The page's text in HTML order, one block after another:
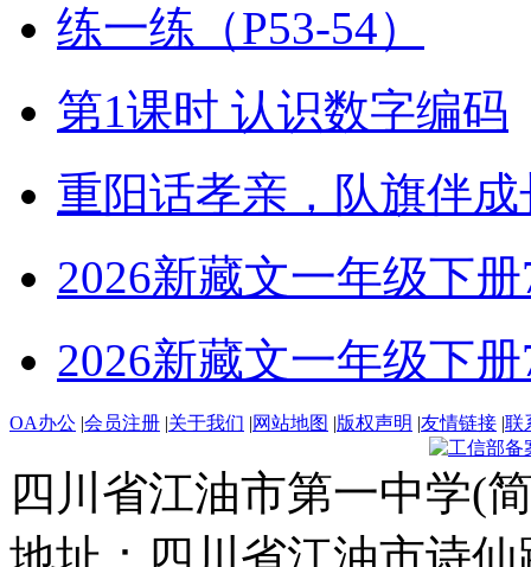
练一练（P53-54）
第1课时 认识数字编码
重阳话孝亲，队旗伴成
2026新藏文一年级下册
2026新藏文一年级下册
OA办公 |会员注册 |关于我们 |网站地图 |版权声明 |友情链接 |联
四川省江油市第一中学(
地址：四川省江油市诗仙